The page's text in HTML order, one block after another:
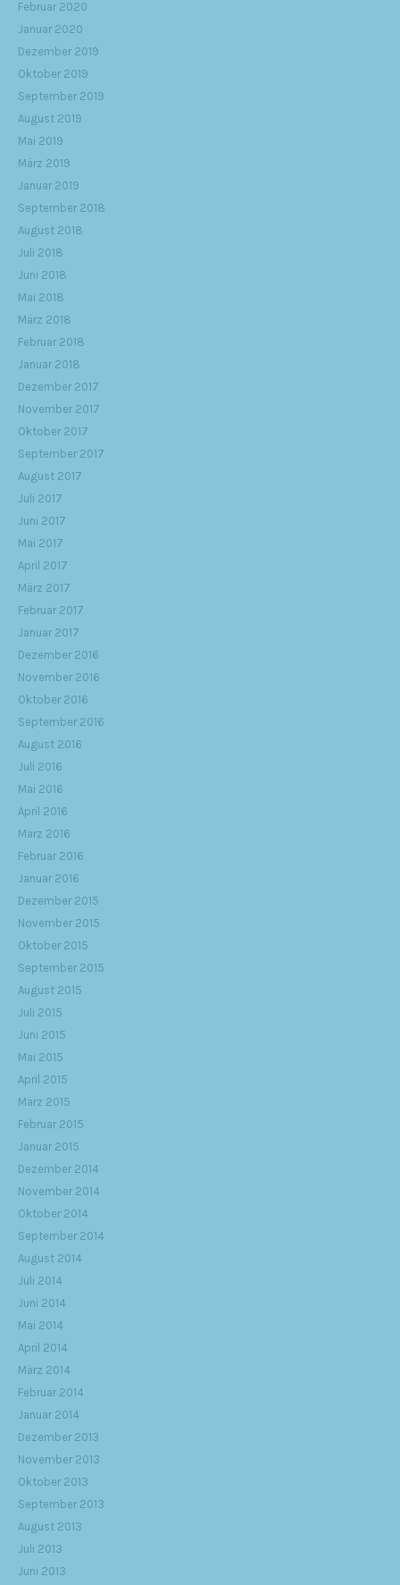
Februar 2020
Januar 2020
Dezember 2019
Oktober 2019
September 2019
August 2019
Mai 2019
März 2019
Januar 2019
September 2018
August 2018
Juli 2018
Juni 2018
Mai 2018
März 2018
Februar 2018
Januar 2018
Dezember 2017
November 2017
Oktober 2017
September 2017
August 2017
Juli 2017
Juni 2017
Mai 2017
April 2017
März 2017
Februar 2017
Januar 2017
Dezember 2016
November 2016
Oktober 2016
September 2016
August 2016
Juli 2016
Mai 2016
April 2016
März 2016
Februar 2016
Januar 2016
Dezember 2015
November 2015
Oktober 2015
September 2015
August 2015
Juli 2015
Juni 2015
Mai 2015
April 2015
März 2015
Februar 2015
Januar 2015
Dezember 2014
November 2014
Oktober 2014
September 2014
August 2014
Juli 2014
Juni 2014
Mai 2014
April 2014
März 2014
Februar 2014
Januar 2014
Dezember 2013
November 2013
Oktober 2013
September 2013
August 2013
Juli 2013
Juni 2013